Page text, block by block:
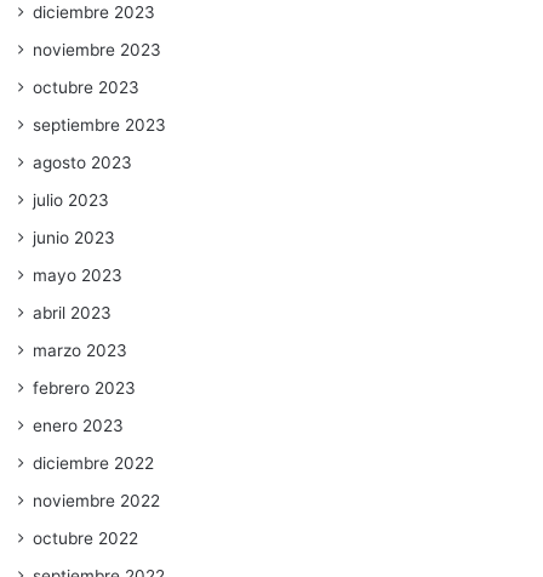
diciembre 2023
noviembre 2023
octubre 2023
septiembre 2023
agosto 2023
julio 2023
junio 2023
mayo 2023
abril 2023
marzo 2023
febrero 2023
enero 2023
diciembre 2022
noviembre 2022
octubre 2022